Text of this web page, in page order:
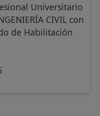
Universitario
CIVIL con
de Habilitación